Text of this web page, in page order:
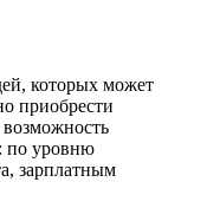
которых может
приобрести
возможность
по уровню
зарплатным